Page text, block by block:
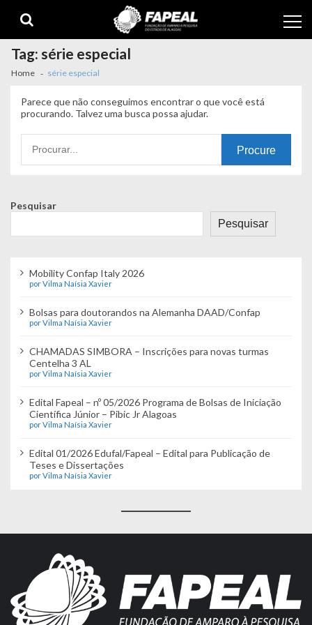
navigation
content
Tag:série especial
Home série especial
Parece que não conseguimos encontrar o que você está
procurando. Talvez uma busca possa ajudar.
por:
Pesquisar
Pesquisar
Mobility Confap Italy 2026
por Vilma Naísia Xavier
Bolsas para doutorandos na Alemanha DAAD/Confap
por Vilma Naísia Xavier
CHAMADAS SIMBORA – Inscrições para novas turmas
Centelha 3 AL
por Vilma Naísia Xavier
Edital Fapeal – nº 05/2026 Programa de Bolsas de Iniciação
Científica Júnior – Pibic Jr Alagoas
por Vilma Naísia Xavier
Edital 01/2026 Edufal/Fapeal – Edital para Publicação de
Teses e Dissertações
por Vilma Naísia Xavier